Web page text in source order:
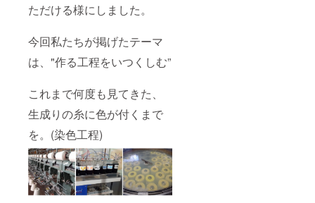
ただける様にしました。
今回私たちが掲げたテーマ
は、"作る工程をいつくしむ”
これまで何度も見てきた、
生成りの糸に色が付くまで
を。(染色工程)